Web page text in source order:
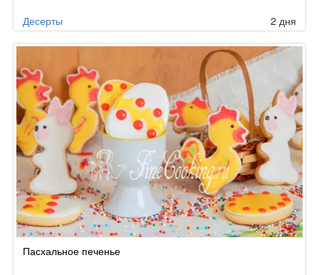
Десерты 2 дня
Пасхальное печенье